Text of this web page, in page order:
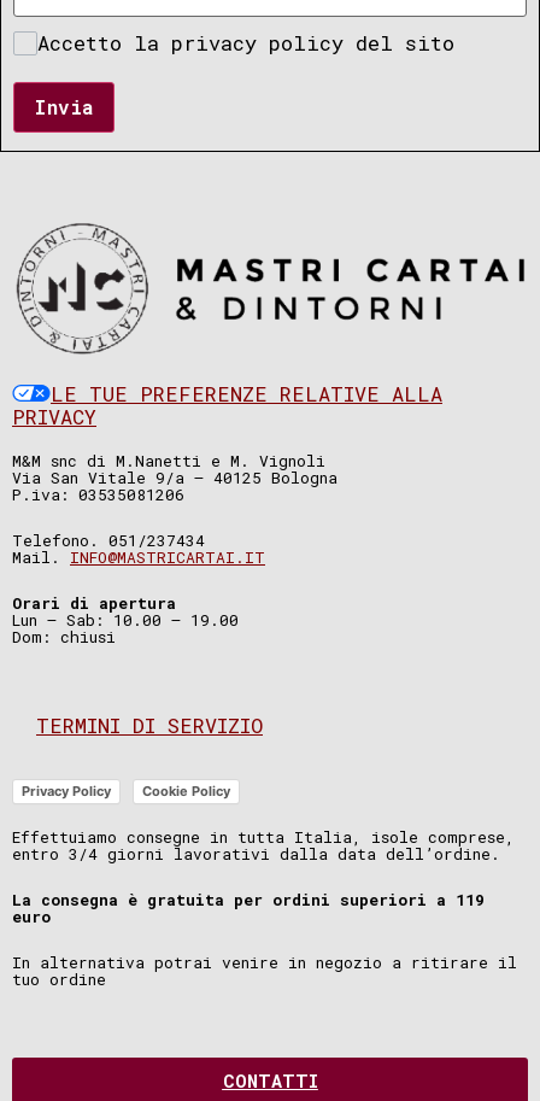
Accetto la privacy policy del sito
Invia
LE TUE PREFERENZE RELATIVE ALLA
PRIVACY
M&M snc di M.Nanetti e M. Vignoli
Via San Vitale 9/a – 40125 Bologna
P.iva: 03535081206
Telefono. 051/237434
Mail. INFO@MASTRICARTAI.IT
Orari di apertura
Lun – Sab: 10.00 – 19.00
Dom: chiusi
TERMINI DI SERVIZIO
Privacy Policy Cookie Policy
Effettuiamo consegne in tutta Italia, isole comprese,
entro 3/4 giorni lavorativi dalla data dell’ordine.
La consegna è gratuita per ordini superiori a 119
euro
In alternativa potrai venire in negozio a ritirare il
tuo ordine
CONTATTI